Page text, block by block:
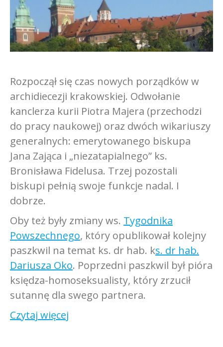
Rozpoczął się czas nowych porządków w
archidiecezji krakowskiej. Odwołanie
kanclerza kurii Piotra Majera (przechodzi
do pracy naukowej) oraz dwóch wikariuszy
generalnych: emerytowanego biskupa
Jana Zająca i „niezatapialnego” ks.
Bronisława Fidelusa. Trzej pozostali
biskupi pełnią swoje funkcje nadal. I
dobrze.
Oby też były zmiany ws. Tygodnika
Powszechnego, który opublikował kolejny
paszkwil na temat ks. dr hab. ks. dr hab.
Dariusza Oko. Poprzedni paszkwil był pióra
księdza-homoseksualisty, który zrzucił
sutannę dla swego partnera.
Czytaj więcej